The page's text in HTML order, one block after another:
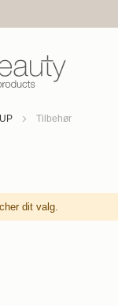
Tilbehør
dit valg.